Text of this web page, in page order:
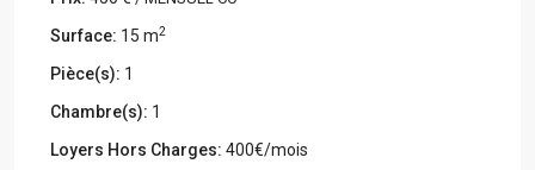
Surface: 15 m2
Pièce(s): 1
Chambre(s): 1
Loyers Hors Charges: 400€/mois